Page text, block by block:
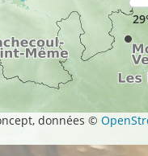
données ©